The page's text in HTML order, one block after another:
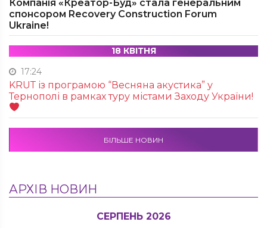
Компанія «Креатор-Буд» стала генеральним
спонсором Recovery Construction Forum
Ukraine!
18 КВІТНЯ
17:24
KRUТ із програмою “Весняна акустика” у
Тернополі в рамках туру містами Заходу України!
БІЛЬШЕ НОВИН
АРХІВ НОВИН
СЕРПЕНЬ 2026